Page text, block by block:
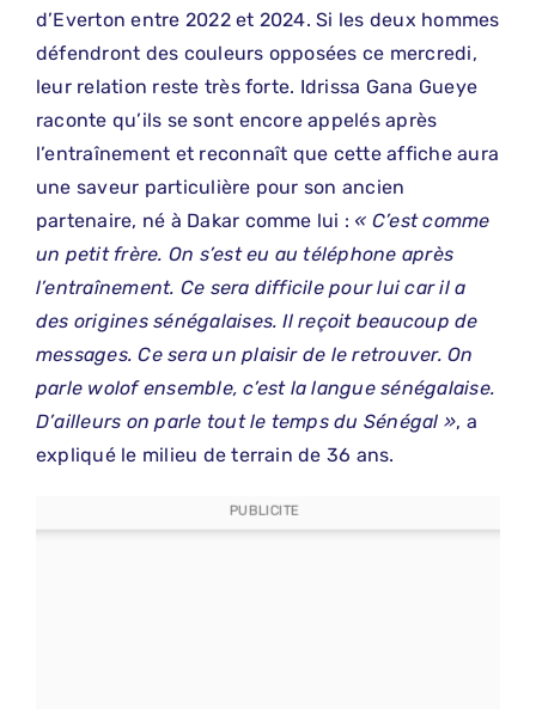
d’Everton entre 2022 et 2024. Si les deux hommes
défendront des couleurs opposées ce mercredi,
leur relation reste très forte. Idrissa Gana Gueye
raconte qu’ils se sont encore appelés après
l’entraînement et reconnaît que cette affiche aura
une saveur particulière pour son ancien
partenaire, né à Dakar comme lui : « C’est comme
un petit frère. On s’est eu au téléphone après
l’entraînement. Ce sera difficile pour lui car il a
des origines sénégalaises. Il reçoit beaucoup de
messages. Ce sera un plaisir de le retrouver. On
parle wolof ensemble, c’est la langue sénégalaise.
D’ailleurs on parle tout le temps du Sénégal », a
expliqué le milieu de terrain de 36 ans.
PUBLICITE